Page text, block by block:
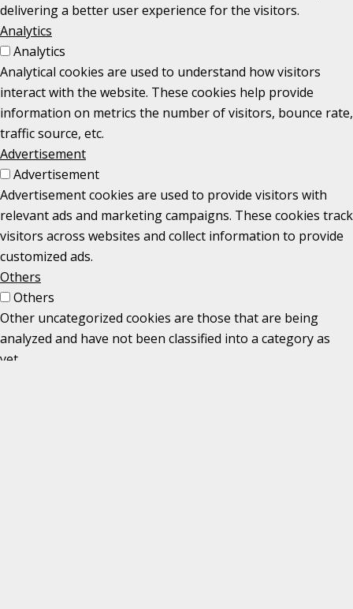
delivering a better user experience for the visitors.
Analytics
Analytics
Analytical cookies are used to understand how visitors
interact with the website. These cookies help provide
information on metrics the number of visitors, bounce rate,
traffic source, etc.
Advertisement
Advertisement
Advertisement cookies are used to provide visitors with
relevant ads and marketing campaigns. These cookies track
visitors across websites and collect information to provide
customized ads.
Others
Others
Other uncategorized cookies are those that are being
analyzed and have not been classified into a category as
yet.